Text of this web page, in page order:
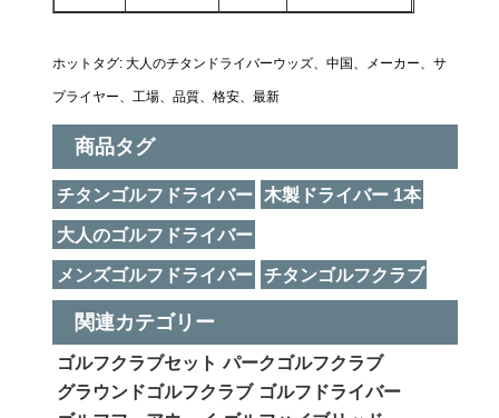
ホットタグ: 大人のチタンドライバーウッズ、中国、メーカー、サ
プライヤー、工場、品質、格安、最新
商品タグ
チタンゴルフドライバー 木製ドライバー 1本
大人のゴルフドライバー
メンズゴルフドライバー チタンゴルフクラブ
関連カテゴリー
ゴルフクラブセット パークゴルフクラブ
グラウンドゴルフクラブ ゴルフドライバー